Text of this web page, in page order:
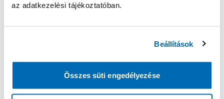
az adatkezelési tájékoztatóban.
Beállítások
Összes süti engedélyezése